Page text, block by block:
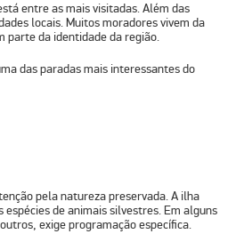
entre as mais visitadas. Além das
locais. Muitos moradores vivem da
parte da identidade da região.
das paradas mais interessantes do
pela natureza preservada. A ilha
de animais silvestres. Em alguns
exige programação específica.